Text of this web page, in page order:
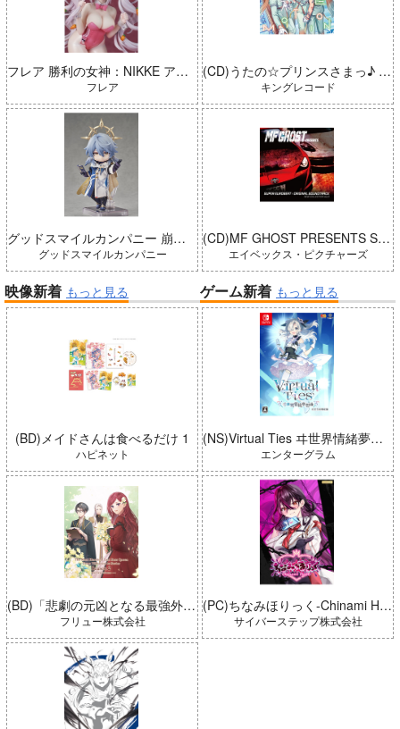
フレア 勝利の女神：NIKKE アリス：ワンダーランドバニー 完成品
フレア
グッドスマイルカンパニー 崩壊：スターレイル ねんどろいどどーる サンデー 完成品
グッドスマイルカンパニー
(CD)うたの☆プリンスさまっ♪ LIVE EMOTION 2nd Anniversary CD トキヤ・カミュ・瑛二・大和
キングレコード
(CD)MF GHOST PRESENTS SUPER EUROBEAT × ORIGINAL SOUNDTRACK NEW COLLECTION Vol.3
エイベックス・ピクチャーズ
映像新着 もっと見る
(BD)メイドさんは食べるだけ 1
ハピネット
(BD)「悲劇の元凶となる最強外道ラスボス女王は民の為に尽くします。 Season2」BD-BOX 上巻
フリュー株式会社
ゲーム新着 もっと見る
(NS)Virtual Ties ヰ世界情緒夢想曲 完全生産限定版
エンターグラム
(PC)ちなみほりっく-Chinami Holic 特典付き 限定ボックス
サイバーステップ株式会社